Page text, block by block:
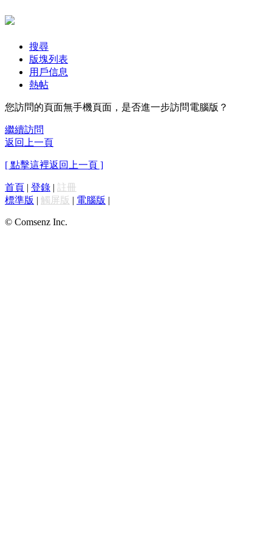
搜尋
版塊列表
用戶信息
熱帖
您訪問的頁面無手機頁面，是否進一步訪問電腦版？
繼續訪問
返回上一頁
[ 點擊這裡返回上一頁 ]
首頁 | 登錄 | 註冊
標準版 | 觸屏版 | 電腦版 |
© Comsenz Inc.